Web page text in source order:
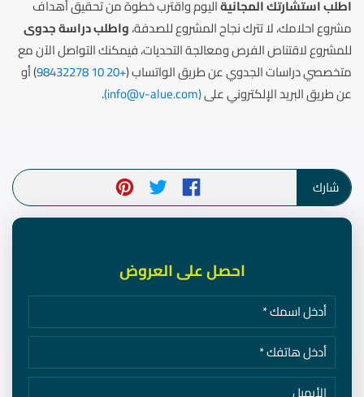
اطلب استشارتك المجانيةاليوم واقترب خطوة من تحقيق أهداف
مشروع احلامك، لا تترك نجاح المشروع للصدفة،واطلب دراسة جدوى
للمشروع لاقتناص الفرص ومعالجة التحديات، فيمكنك التواصل الآن مع
متخصصي دراسات الجدوي عن طريق الواتساب (+20 10 98432278
) أو
عن طريق البريد الإلكتروني على(
info@v-alue.com
)
.
شارك
احصل على العروض